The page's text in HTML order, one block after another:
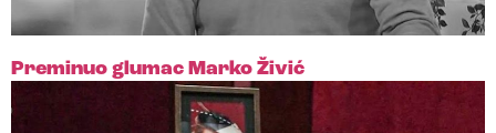
Preminuo glumac Marko Živić